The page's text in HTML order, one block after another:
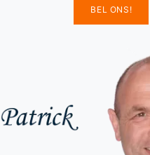
BEL ONS!